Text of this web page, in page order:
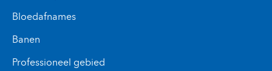
Bloedafnames
Banen
Professioneel gebied